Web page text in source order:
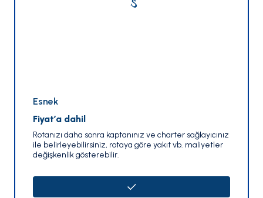
Esnek
Fiyat’a dahil
Rotanızı daha sonra kaptanınız ve charter sağlayıcınız
ile belirleyebilirsiniz, rotaya göre yakıt vb. maliyetler
değişkenlik gösterebilir.